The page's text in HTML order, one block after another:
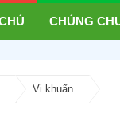
CHỦNG
Vi khuẩn